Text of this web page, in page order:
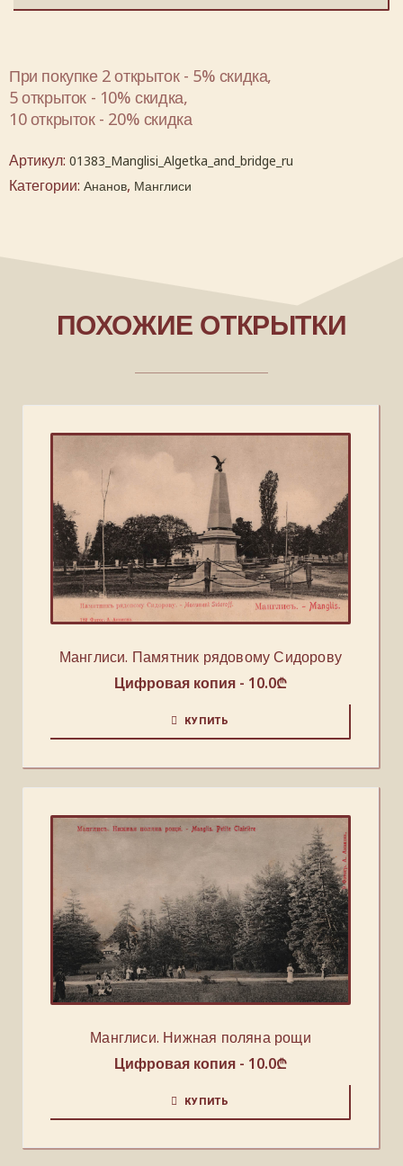
При покупке 2 открыток - 5% скидка,
5 открыток - 10% скидка,
10 открыток - 20% скидка
Артикул: 01383_Manglisi_Algetka_and_bridge_ru
Категории: Ананов, Манглиси
ПОХОЖИЕ ОТКРЫТКИ
Манглиси. Памятник рядовому Сидорову
Цифровая копия - 10.0₾
КУПИТЬ
Манглиси. Нижная поляна рощи
Цифровая копия - 10.0₾
КУПИТЬ